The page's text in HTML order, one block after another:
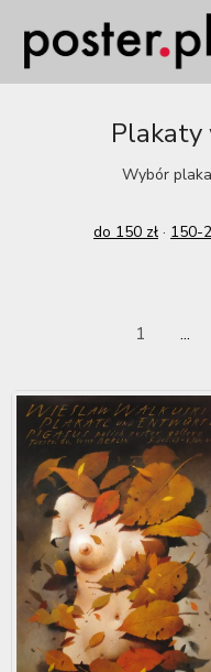
Plakaty
Wybór
do 150 zł · 150-
1 ...